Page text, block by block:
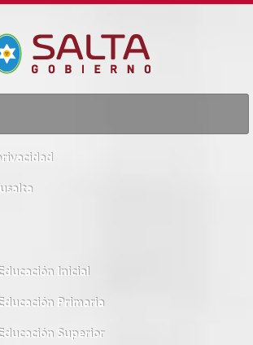
Inicial
Primaria
Superior